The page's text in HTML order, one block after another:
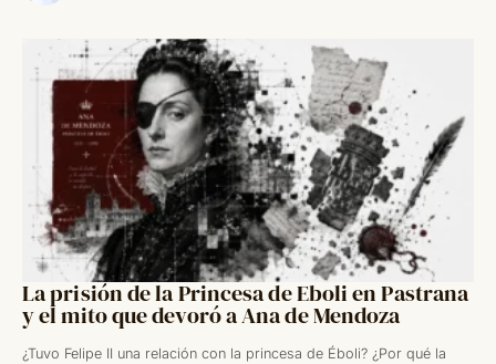
La prisión de la Princesa de Eboli en Pastrana
y el mito que devoró a Ana de Mendoza
¿Tuvo Felipe II una relación con la princesa de Éboli? ¿Por qué la